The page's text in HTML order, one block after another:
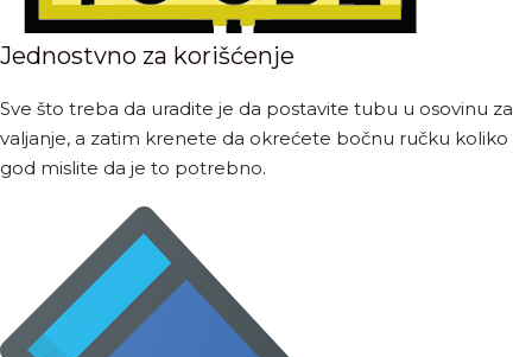
Jednostvno za korišćenje
Sve što treba da uradite je da postavite tubu u osovinu za
valjanje, a zatim krenete da okrećete bočnu ručku koliko
god mislite da je to potrebno.